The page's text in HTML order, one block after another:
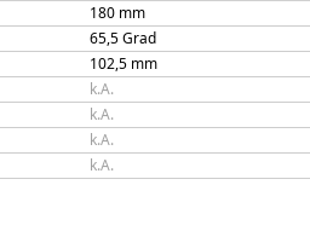
180 mm
65,5Grad
102,5 mm
k.A.
k.A.
k.A.
k.A.